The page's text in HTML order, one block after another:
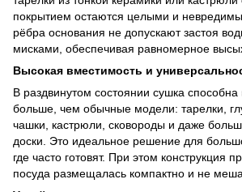
покрытием остаются целыми и
рёбра основания не допускают застоя
мисками, обеспечивая равномерное
Высокая вместимость и
В раздвинутом состоянии сушка способна
больше, чем обычные модели: тарелки,
чашки, кастрюли, сковороды и даже
доски. Это идеальное решение для
где часто готовят. При этом конструкция
посуда размещалась компактно и не